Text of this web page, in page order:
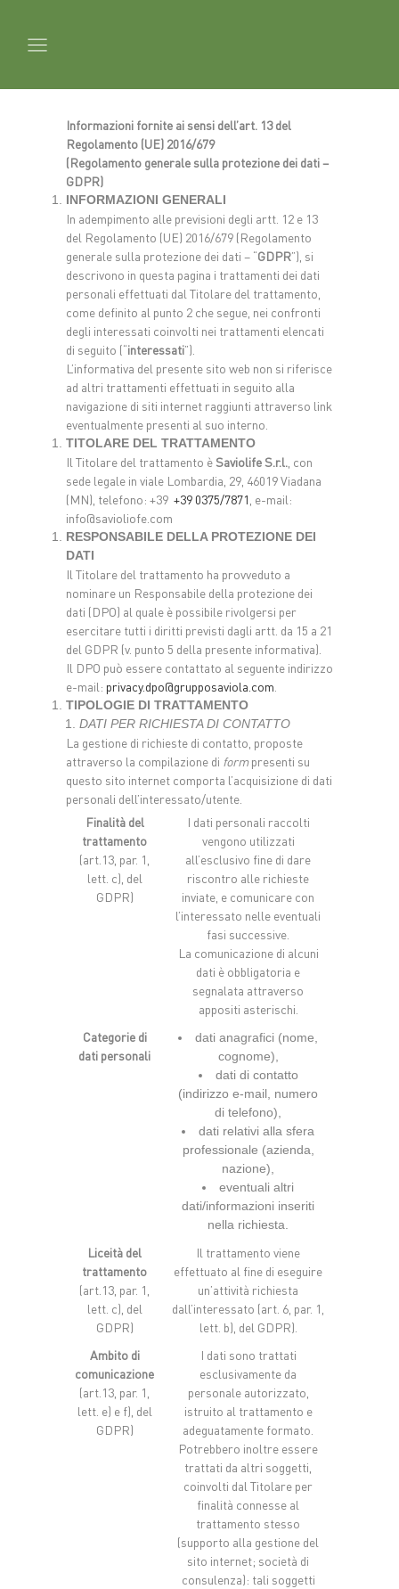
Informazioni fornite ai sensi dell’art. 13 del
Regolamento (UE) 2016/679
(Regolamento generale sulla protezione dei dati –
GDPR)
INFORMAZIONI GENERALI
In adempimento alle previsioni degli artt. 12 e 13
del Regolamento (UE) 2016/679 (Regolamento
generale sulla protezione dei dati – “GDPR”), si
descrivono in questa pagina i trattamenti dei dati
personali effettuati dal Titolare del trattamento,
come definito al punto 2 che segue, nei confronti
degli interessati coinvolti nei trattamenti elencati
di seguito (“interessati”).
L’informativa del presente sito web non si riferisce
ad altri trattamenti effettuati in seguito alla
navigazione di siti internet raggiunti attraverso link
eventualmente presenti al suo interno.
TITOLARE DEL TRATTAMENTO
Il Titolare del trattamento èSaviolife S.r.l. , con
sede legale in viale Lombardia, 29, 46019 Viadana
(MN), telefono: +39 +39 0375/7871 , e-mail:
info@savioliofe.com
RESPONSABILE DELLA PROTEZIONE DEI
DATI
Il Titolare del trattamento ha provveduto a
nominare un Responsabile della protezione dei
dati (DPO) al quale è possibile rivolgersi per
esercitare tutti i diritti previsti dagli artt. da 15 a 21
del GDPR (v. punto 5 della presente informativa).
Il DPO può essere contattato al seguente indirizzo
e-mail: privacy.dpo@grupposaviola.com
TIPOLOGIE DI TRATTAMENTO
DATI PER RICHIESTA DI CONTATTO
La gestione di richieste di contatto, proposte
attraverso la compilazione di formpresenti su
questo sito internet comporta l’acquisizione di dati
personali dell’interessato/utente.
Finalità del
trattamento
(art.13, par. 1,
lett. c), del
GDPR)
I dati personali raccolti
vengono utilizzati
all’esclusivo fine di dare
riscontro alle richieste
inviate, e comunicare con
l’interessato nelle eventuali
fasi successive.
La comunicazione di alcuni
dati è obbligatoria e
segnalata attraverso
appositi asterischi.
Categorie di
dati personali
dati anagrafici (nome,
cognome),
dati di contatto
(indirizzo e-mail, numero
di telefono),
dati relativi alla sfera
professionale (azienda,
nazione),
eventuali altri
dati/informazioni inseriti
nella richiesta.
Liceità del
trattamento
(art.13, par. 1,
lett. c), del
GDPR)
Il trattamento viene
effettuato al fine di eseguire
un’attività richiesta
dall’interessato (art. 6, par. 1,
lett. b), del GDPR).
Ambito di
comunicazione
(art.13, par. 1,
lett. e) e f), del
GDPR)
I dati sono trattati
esclusivamente da
personale autorizzato,
istruito al trattamento e
adeguatamente formato.
Potrebbero inoltre essere
trattati da altri soggetti,
coinvolti dal Titolare per
finalità connesse al
trattamento stesso
(supporto alla gestione del
sito internet; società di
consulenza): tali soggetti